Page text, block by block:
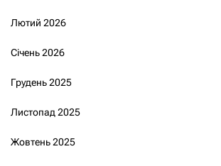
Лютий 2026
Січень 2026
Грудень 2025
Листопад 2025
Жовтень 2025